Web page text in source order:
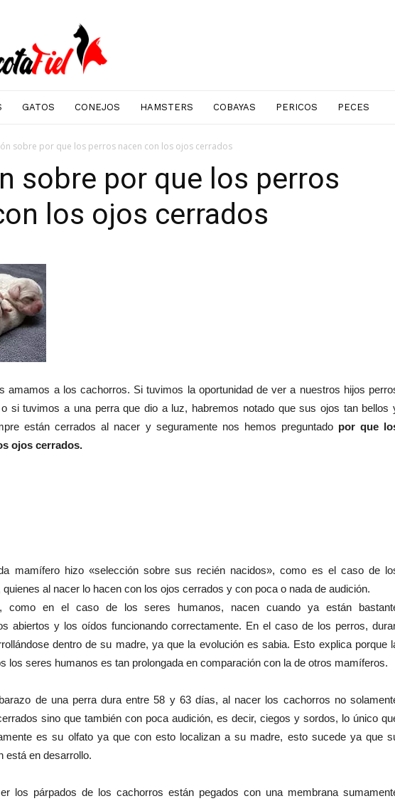
Mascotafiel
GATOS CONEJOS HAMSTERS COBAYAS PERICOS PECES
sobre por que los perros nacen con los ojos cerrados
sobre por que los perros
los ojos cerrados
amamos a los cachorros. Si tuvimos la oportunidad de ver a nuestros hijos
si tuvimos a una perra que dio a luz, habremos notado que sus ojos tan bellos
están cerrados al nacer y seguramente nos hemos preguntado por que
ojos cerrados.
mamífero hizo «selección sobre sus recién nacidos», como es el caso de
al nacer lo hacen con los ojos cerrados y con poca o nada de audición.
como en el caso de los seres humanos, nacen cuando ya están
abiertos y los oídos funcionando correctamente. En el caso de los perros,
dentro de su madre, ya que la evolución es sabia. Esto explica porque
los seres humanos es tan prolongada en comparación con la de otros mamíferos.
de una perra dura entre 58 y 63 días, al nacer los cachorros no
sino que también con poca audición, es decir, ciegos y sordos, lo único
es su olfato ya que con esto localizan a su madre, esto sucede ya que
está en desarrollo.
los párpados de los cachorros están pegados con una membrana